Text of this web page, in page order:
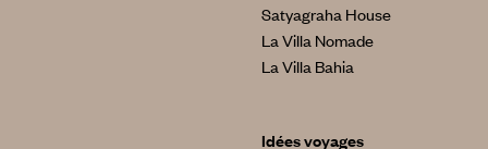
Satyagraha House
La Villa Nomade
La Villa Bahia
Idées voyages